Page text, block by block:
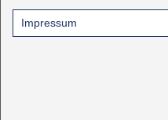
Impressum